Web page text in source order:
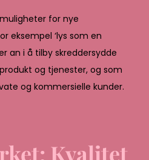
for nye
eksempel ‘lys som en
an i å tilby skreddersydde
og tjenester, og som
og kommersielle kunder.
Kvalitet